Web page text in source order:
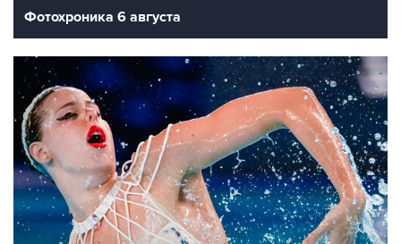
Фотохроника 6 августа